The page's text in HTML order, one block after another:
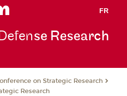
FR
se Research
on Strategic Research
Research